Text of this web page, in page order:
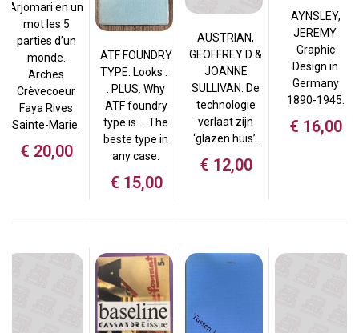
Arjomari en un
mot les 5
parties d’un
monde.
Arches
Crèvecoeur
Faya Rives
Sainte-Marie.
€ 20,00
ATF FOUNDRY
TYPE. Looks . .
. PLUS. Why
ATF foundry
type is … The
beste type in
any case.
€ 15,00
AUSTRIAN,
GEOFFREY D &
JOANNE
SULLIVAN. De
technologie
verlaat zijn
‘glazen huis’.
€ 12,00
AYNSLEY,
JEREMY.
Graphic
Design in
Germany
1890-1945.
€ 16,00